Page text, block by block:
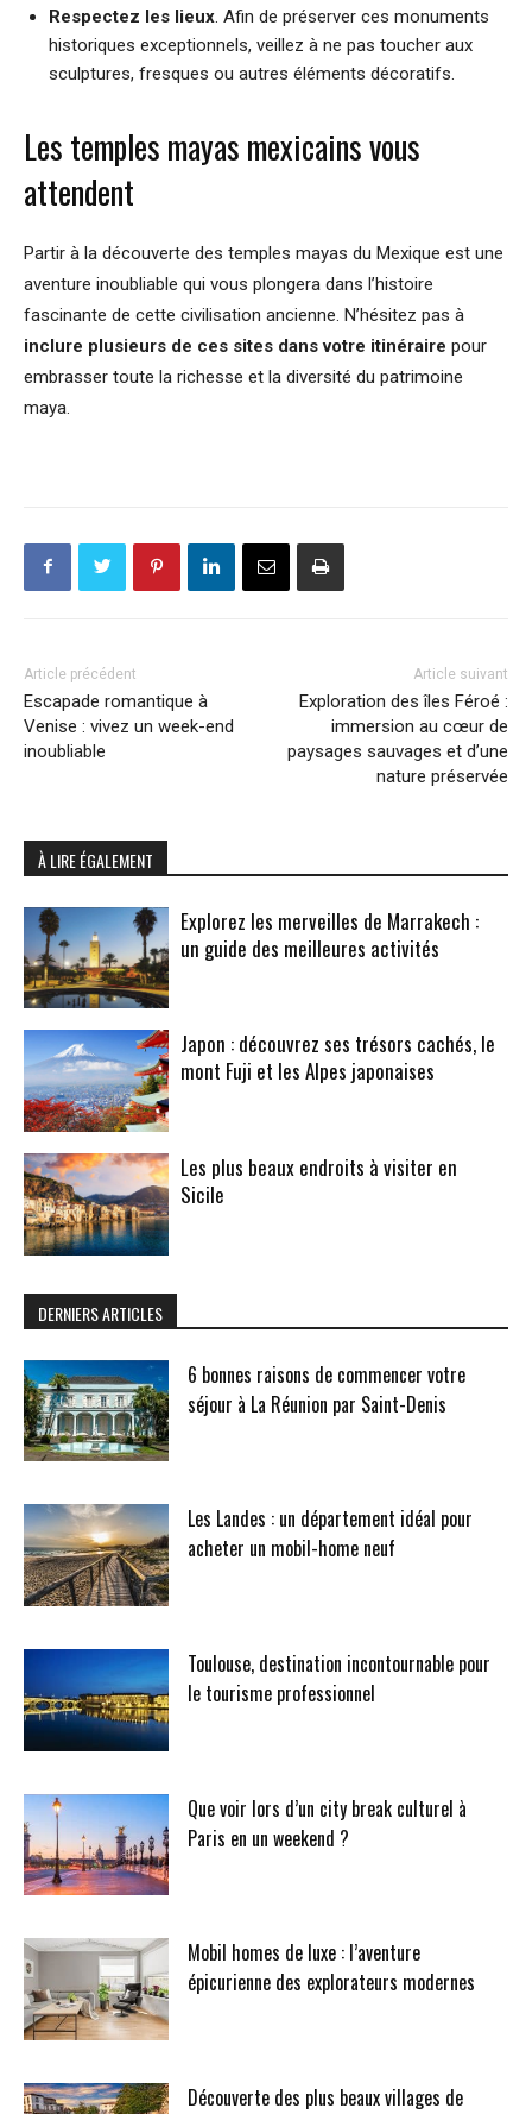
Respectez les lieux . Afin de préserver ces monuments
historiques exceptionnels, veillez à ne pas toucher aux
sculptures, fresques ou autres éléments décoratifs.
Les temples mayas mexicains vous
attendent
Partir à la découverte des temples mayas du Mexique est une
aventure inoubliable qui vous plongera dans l’histoire
fascinante de cette civilisation ancienne. N’hésitez pas à
inclure plusieurs de ces sites dans votre itinéraire pour
embrasser toute la richesse et la diversité du patrimoine
maya.
Article précédent
Escapade romantique à
Venise : vivez un week-end
inoubliable
Article suivant
Exploration des îles Féroé :
immersion au cœur de
paysages sauvages et d’une
nature préservée
À LIRE ÉGALEMENT
Explorez les merveilles de Marrakech :
un guide des meilleures activités
Japon : découvrez ses trésors cachés, le
mont Fuji et les Alpes japonaises
Les plus beaux endroits à visiter en
Sicile
DERNIERS ARTICLES
6 bonnes raisons de commencer votre
séjour à La Réunion par Saint-Denis
Les Landes : un département idéal pour
acheter un mobil-home neuf
Toulouse, destination incontournable pour
le tourisme professionnel
Que voir lors d’un city break culturel à
Paris en un weekend ?
Mobil homes de luxe : l’aventure
épicurienne des explorateurs modernes
Découverte des plus beaux villages de